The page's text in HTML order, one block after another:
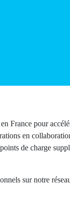
en France
équipe des
de
sur